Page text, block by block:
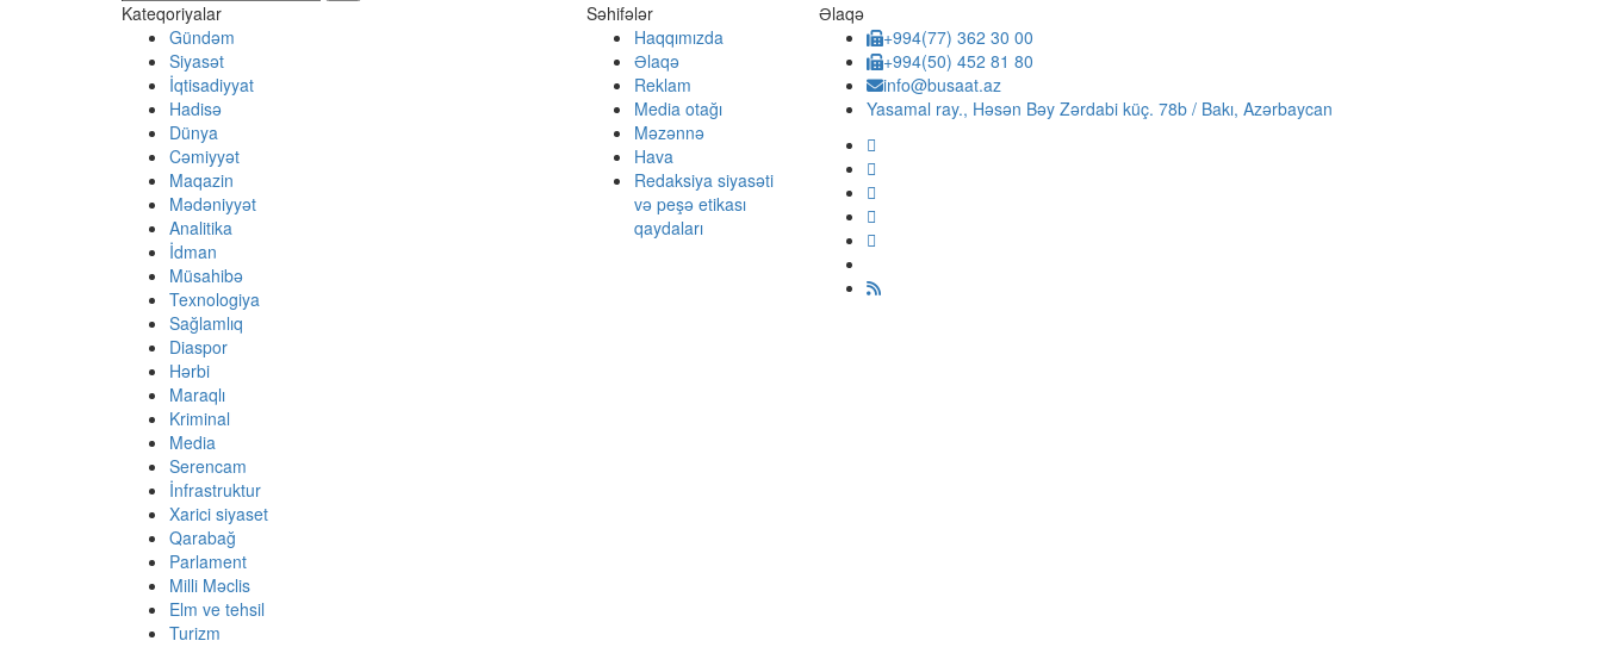
Kateqoriyalar
Gündəm
Siyasət
İqtisadiyyat
Hadisə
Dünya
Cəmiyyət
Maqazin
Mədəniyyət
Analitika
İdman
Müsahibə
Texnologiya
Sağlamlıq
Diaspor
Hərbi
Maraqlı
Kriminal
Media
Serencam
İnfrastruktur
Xarici siyaset
Qarabağ
Parlament
Milli Məclis
Elm ve tehsil
Turizm
Səhifələr
Haqqımızda
Əlaqə
Reklam
Media otağı
Məzənnə
Hava
Redaksiya siyasəti
və peşə etikası
qaydaları
Əlaqə
+994(77) 362 30 00
+994(50) 452 81 80
info@busaat.az
Yasamal ray., Həsən Bəy Zərdabi küç. 78b / Bakı, Azərbaycan